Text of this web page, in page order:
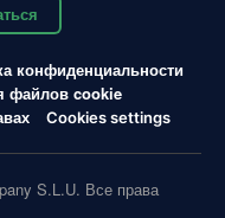
конфиденциальности
файлов cookie
Cookies settings
S.L.U. Все права